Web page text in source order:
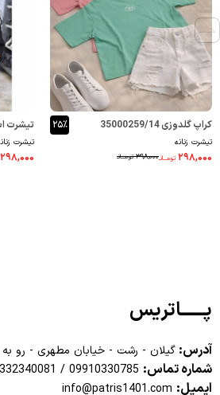
کراپ گلدوزی 35000259/14
تیشرت زنانه
۳۹۸,۰۰۰ تومــانـ ۲۹۸,۰۰۰ تومــانـ
۲۵٪ تیشرت
تیشرت
۲۹۸,۰۰۰
پــــــاتریس
آدرس: گیلان - رشت - خیابان مطهری - رو به
شماره تماس: 09910330785
/
ایمیل: info@patris1401.com